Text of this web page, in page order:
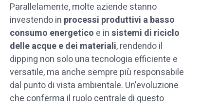
Parallelamente, molte aziende stanno
investendo in processi produttivi a basso
consumo energetico e insistemi di riciclo
delle acque e dei materiali, rendendo il
dipping non solo una tecnologia efficiente e
versatile, ma anche sempre più responsabile
dal punto di vista ambientale. Un’evoluzione
che conferma il ruolo centrale di questo